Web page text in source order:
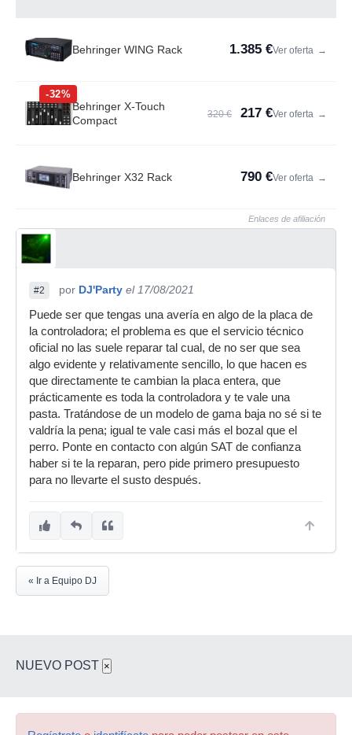
Behringer WING Rack 1.385 €Ver oferta →
-32%
Behringer X-Touch
Compact
320 € 217 €Ver oferta →
Behringer X32 Rack 790 €Ver oferta →
Enlaces de afiliación
#2 por DJ'Party el 17/08/2021
Puede ser que tengas una avería en algo de la placa de
la controladora; el problema es que el servicio técnico
oficial no las suele reparar tal cual, de no ser que sea
algo evidente y relativamente sencillo, lo que hacen es
que directamente te cambian la placa entera, que
prácticamente es toda la controladora y te vale una
pasta. Tratándose de un modelo de gama baja no sé si te
valdría la pena; igual te vale casi más el bozal que el
perro. Ponte en contacto con algún SAT de confianza
haber si te la reparan, pero pide primero presupuesto
para no llevarte el susto después.
« Ir a Equipo DJ
NUEVO POST ×